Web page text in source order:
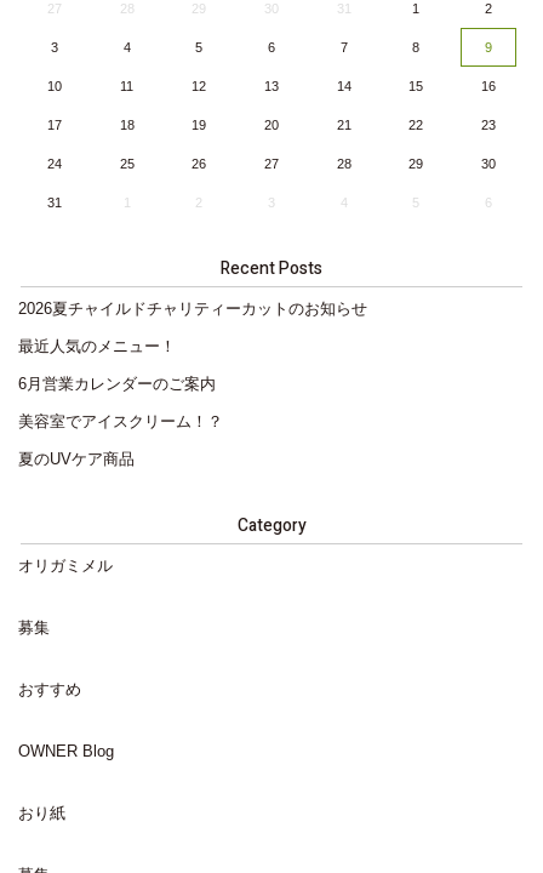
27 28 29 30 31 1 2
3 4 5 6 7 8 9
10 11 12 13 14 15 16
17 18 19 20 21 22 23
24 25 26 27 28 29 30
31 1 2 3 4 5 6
Recent Posts
2026夏チャイルドチャリティーカットのお知らせ
最近人気のメニュー！
6月営業カレンダーのご案内
美容室でアイスクリーム！？
夏のUVケア商品
Category
オリガミメル
募集
おすすめ
OWNER Blog
おり紙